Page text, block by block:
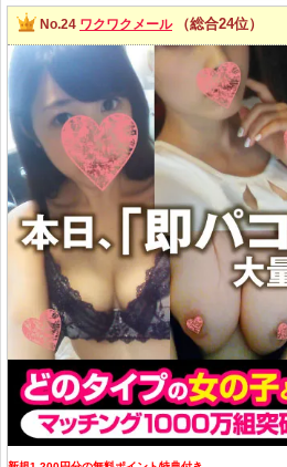
No.24 ワクワクメール （総合24位）